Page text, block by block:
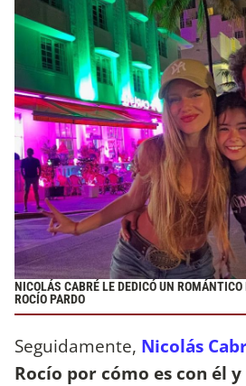
NICOLÁS CABRÉ LE DEDICÓ UN
ROCÍO PARDO
Seguidamente, Nicolás
Rocío por cómo es con él